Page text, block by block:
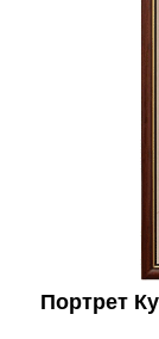
Портрет